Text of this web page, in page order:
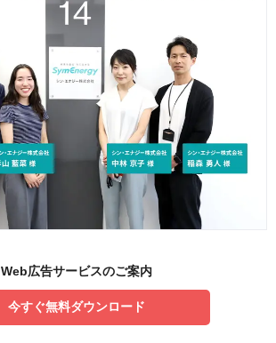
Web広告サービスのご案内
今すぐ無料ダウンロード